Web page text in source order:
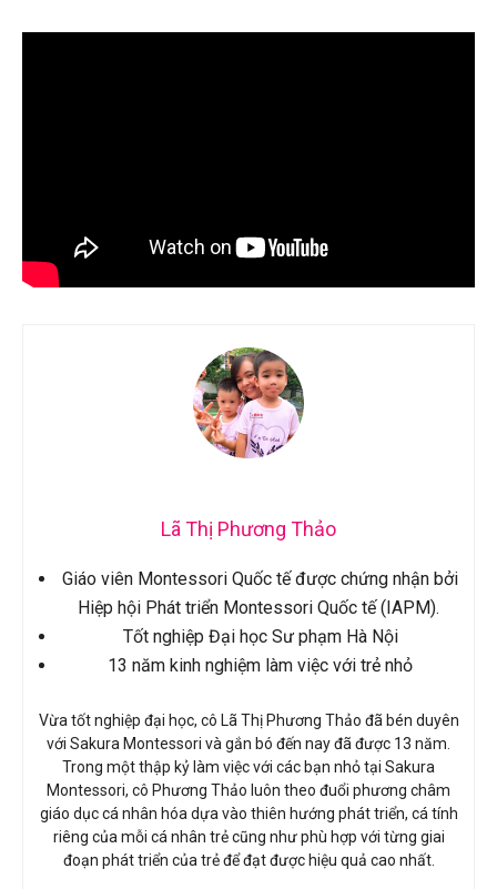
Lã Thị Phương Thảo
Giáo viên Montessori Quốc tế được chứng nhận bởi
Hiệp hội Phát triển Montessori Quốc tế (IAPM).
Tốt nghiệp Đại học Sư phạm Hà Nội
13 năm kinh nghiệm làm việc với trẻ nhỏ
Vừa tốt nghiệp đại học, cô Lã Thị Phương Thảo đã bén duyên
với Sakura Montessori và gắn bó đến nay đã được 13 năm.
Trong một thập kỷ làm việc với các bạn nhỏ tại Sakura
Montessori, cô Phương Thảo luôn theo đuổi phương châm
giáo dục cá nhân hóa dựa vào thiên hướng phát triển, cá tính
riêng của mỗi cá nhân trẻ cũng như phù hợp với từng giai
đoạn phát triển của trẻ để đạt được hiệu quả cao nhất.